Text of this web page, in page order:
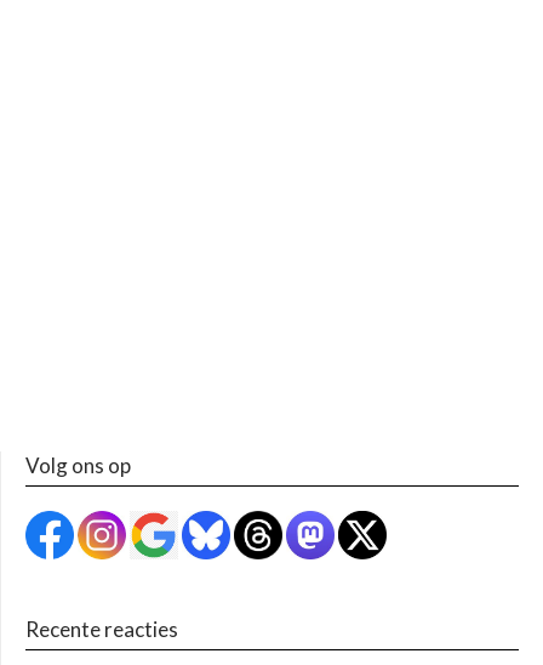
Volg ons op
Recente reacties